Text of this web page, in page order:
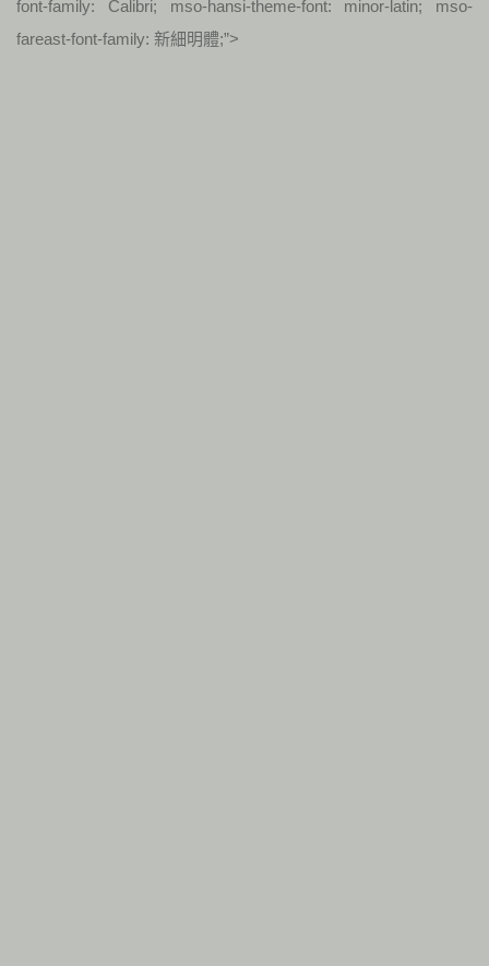
font-family: Calibri; mso-hansi-theme-font: minor-latin; mso-
fareast-font-family: 新細明體;”>